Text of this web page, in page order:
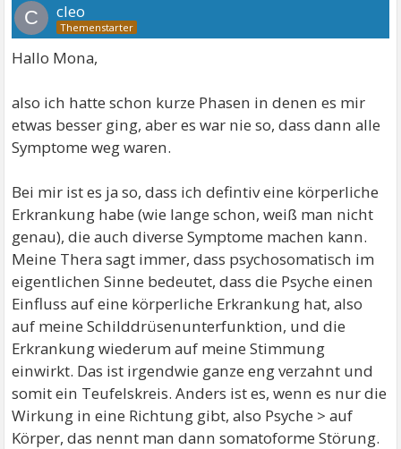
C cleo
Hallo Mona,
also ich hatte schon kurze Phasen in denen es mir
etwas besser ging, aber es war nie so, dass dann alle
Symptome weg waren.
Bei mir ist es ja so, dass ich defintiv eine körperliche
Erkrankung habe (wie lange schon, weiß man nicht
genau), die auch diverse Symptome machen kann.
Meine Thera sagt immer, dass psychosomatisch im
eigentlichen Sinne bedeutet, dass die Psyche einen
Einfluss auf eine körperliche Erkrankung hat, also
auf meine Schilddrüsenunterfunktion, und die
Erkrankung wiederum auf meine Stimmung
einwirkt. Das ist irgendwie ganze eng verzahnt und
somit ein Teufelskreis. Anders ist es, wenn es nur die
Wirkung in eine Richtung gibt, also Psyche > auf
Körper, das nennt man dann somatoforme Störung.